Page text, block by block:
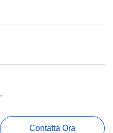
Contatta Ora